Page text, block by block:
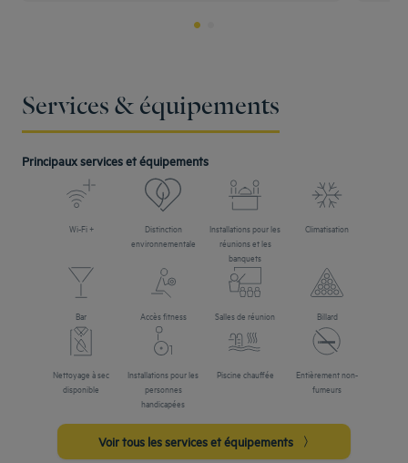
Services & équipements
Principaux services et équipements
Wi-Fi +
Distinction
environnementale
Installations pour les
réunions et les
banquets
Climatisation
Bar Accès fitness Salles de réunion Billard
Nettoyage à sec
disponible
Installations pour les
personnes
handicapées
Piscine chauffée
Entièrement non-
fumeurs
Voir tous les services et équipements